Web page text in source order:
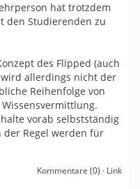
hat trotzdem
den Studierenden zu
des Flipped (auch
allerdings nicht der
Reihenfolge von
vorab selbstständig
Regel werden für
Kommentare (0) · Link